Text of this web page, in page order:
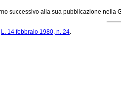
successivo alla sua pubblicazione nella
L. 14 febbraio 1980, n. 24.